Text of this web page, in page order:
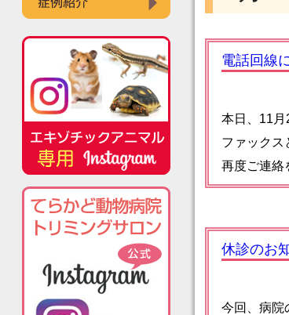
電話回線
本日、11
ファックス
再度ご連
休診のお
今回、病院